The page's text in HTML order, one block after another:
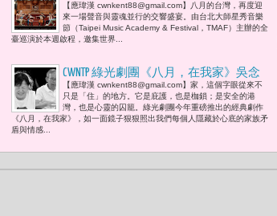
Music Academy & Festival，TMAF）法比奧‧路
易西（Fabio Luisi）親自領軍 臺灣與世界
交會的文化回響
【應瑋漢 cwnkent88@gmail.com】八月的台灣，再度迎
來一場聲音與靈魂並行的交響盛宴。由台北大師星秀音樂
節（Taipei Music Academy & Festival，TMAF）主辦的全
臺巡演於本週啟程，邀集世界...
CWNTP 綠光劇團《八月，在我家》吳念
真特別客串出演父親 王琄演繹毒癮媽
戲裡戲外皆挑戰自我「家是堡壘，也是
牢獄。生活中同理心多的人，心裡常有
【應瑋漢 cwnkent88@gmail.com】家，這個字眼從來不
只是「住」的地方。它是庇護，也是枷鎖；是安全的港
灣，也是心靈的囚籠。綠光劇團今年重磅推出的經典劇作
《八月，在我家》，如一面鏡子狠狠照出我們每個人隱藏於心底的家族矛
盾與情感...